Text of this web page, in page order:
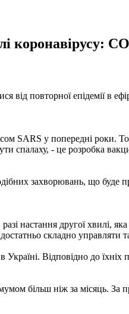
коронавірусу:
від повторної епідемії в
SARS у попередні роки.
спалаху, - це розробка
захворювань, що буде
настання другої хвилі,
складно управляти
Відповідно до їхніх
більш ніж за місяць. За